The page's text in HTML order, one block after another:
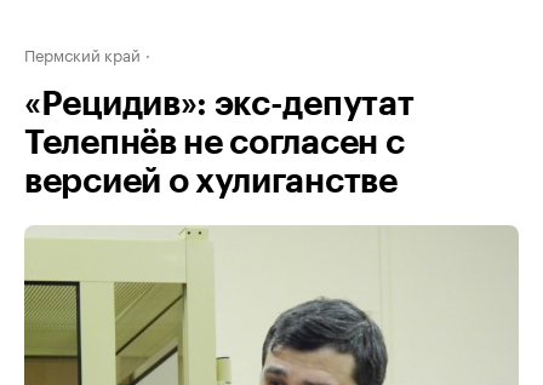
Пермский край
«Рецидив»: экс-депутат
Телепнёв не согласен с
версией о хулиганстве